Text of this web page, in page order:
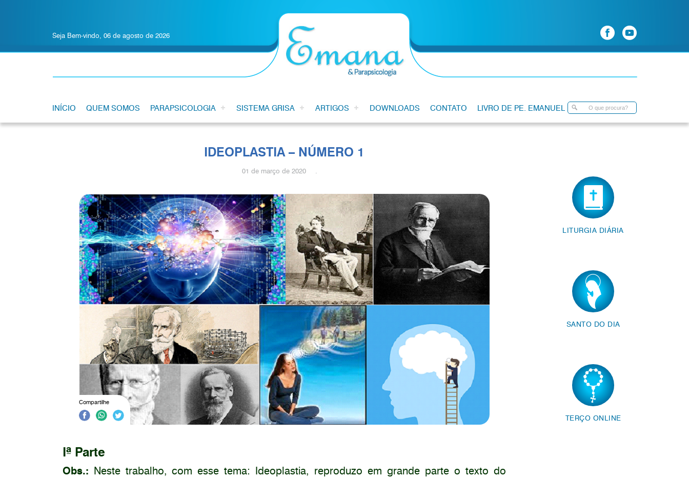
Seja Bem-vindo, 06 de agosto de 2026
INÍCIO QUEM SOMOS PARAPSICOLOGIA SISTEMA GRISA ARTIGOS DOWNLOADS CONTATO LIVRO DE PE. EMANUEL
IDEOPLASTIA – NÚMERO 1
01 de março de 2020 .
Compartilhe
Iª Parte
Obs.: Neste trabalho, com esse tema: Ideoplastia, reproduzo em grande parte o texto do
LITURGIA DIÁRIA
SANTO DO DIA
TERÇO ONLINE